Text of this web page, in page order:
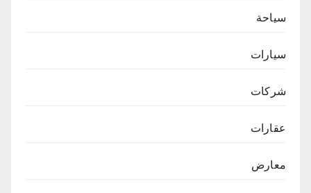
سياحة
سيارات
شركات
عقارات
معارض